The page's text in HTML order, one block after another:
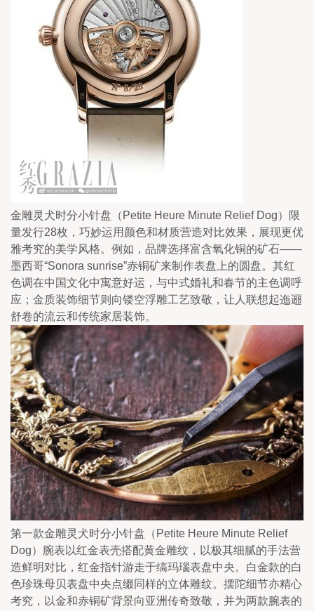
金雕灵犬时分小针盘（Petite Heure Minute Relief Dog）限
量发行28枚，巧妙运用颜色和材质营造对比效果，展现更优
雅考究的美学风格。例如，品牌选择富含氧化铜的矿石——
墨西哥“Sonora sunrise”赤铜矿来制作表盘上的圆盘。其红
色调在中国文化中寓意好运，与中式婚礼和春节的主色调呼
应；金质装饰细节则向镂空浮雕工艺致敬，让人联想起迤逦
舒卷的流云和传统家居装饰。
第一款金雕灵犬时分小针盘（Petite Heure Minute Relief
Dog）腕表以红金表壳搭配黄金雕纹，以极其细腻的手法营
造鲜明对比，红金指针游走于缟玛瑙表盘中央。白金款的白
色珍珠母贝表盘中央点缀同样的立体雕纹。摆陀细节亦精心
考究，以金和赤铜矿背景向亚洲传奇致敬，并为两款腕表的